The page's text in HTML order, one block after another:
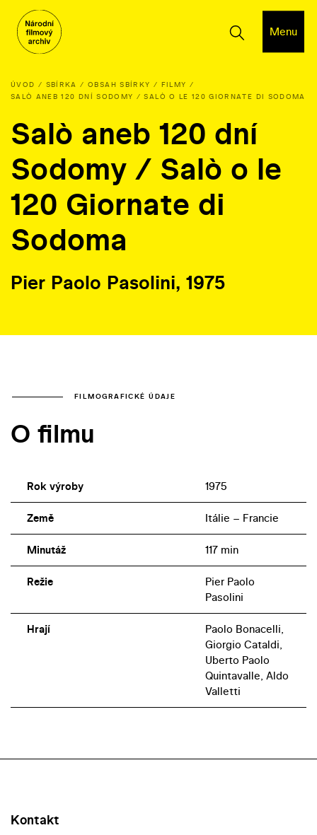
Menu
ÚVOD SBÍRKA OBSAH SBÍRKY
FILMY
SALÒ ANEB 120 DNÍ SODOMY / SALÒ O LE 120 GIORNATE DI SODOMA
Salò aneb 120 dní
Sodomy / Salò o le
120 Giornate di
Sodoma
Pier Paolo Pasolini, 1975
FILMOGRAFICKÉ ÚDAJE
O filmu
Rok výroby 1975
Země Itálie – Francie
Minutáž 117 min
Režie
Pier Paolo
Pasolini
Hrají
Paolo Bonacelli,
Giorgio Cataldi,
Uberto Paolo
Quintavalle, Aldo
Valletti
Kontakt